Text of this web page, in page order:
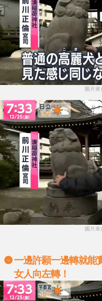
圖片
圖片
一邊許願一邊轉就能
女人向左轉！